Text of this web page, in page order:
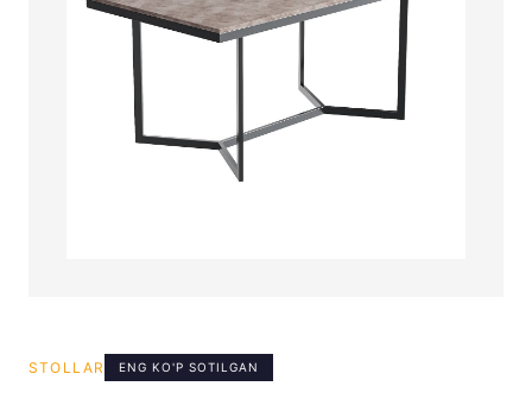
STOLLAR ENG KO'P SOTILGAN